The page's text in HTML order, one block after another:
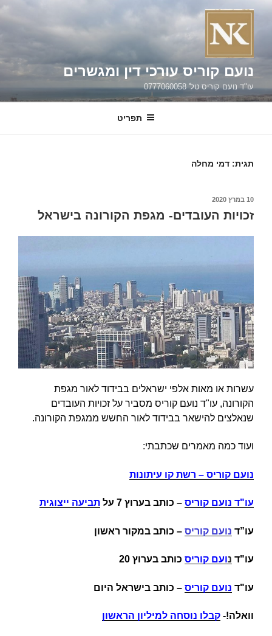
דילוג
נועם קוריס עורכי דין ומגשרים
עו"ד נועם קוריס טל' 0777060058
תפריט
תגית: דמי מחלה
פורסם
10 במרץ 2020
זכויות העובדים- מגפת הקורונה בישראל
עשרות או מאות אלפי ישראלים בבידוד לאור מגפת
הקורונה, עו"ד נועם קוריס מסביר על זכויות העובדים
שנאלצים להישאר בבידוד לאור החשש ממגפת הקורונה.
ועוד כמה מאמרים שכתבתי:
נועם קוריס – רשת קו עיתונות
עו"ד נועם קוריס – כותב בערוץ 7 על תביעה ייצוגית
עו”ד נועם קוריס – כותב במקור ראשון
עו"ד נועם קוריס כותב בערוץ 20
עו"ד נועם קוריס – כותב בישראל היום
וואלה!- קבלו נוסחה למיליון הראשון